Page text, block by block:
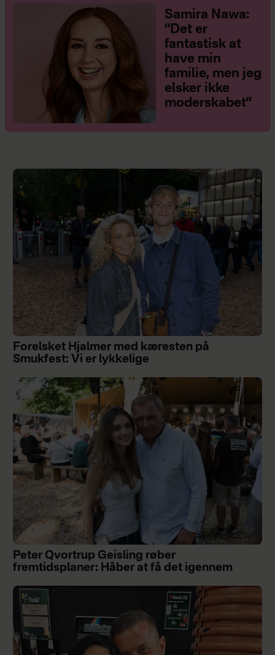
Samira Nawa:
”Det er
fantastisk at
have min
familie, men jeg
elsker ikke
moderskabet”
Forelsket Hjalmer med kæresten på
Smukfest: Vi er lykkelige
Peter Qvortrup Geisling røber
fremtidsplaner: Håber at få det igennem